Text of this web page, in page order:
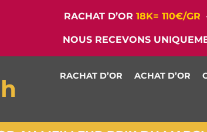
RACHAT D’OR 18K= 110€/GR
NOUS RECEVONS
RACHAT D’OR ACHAT D’OR